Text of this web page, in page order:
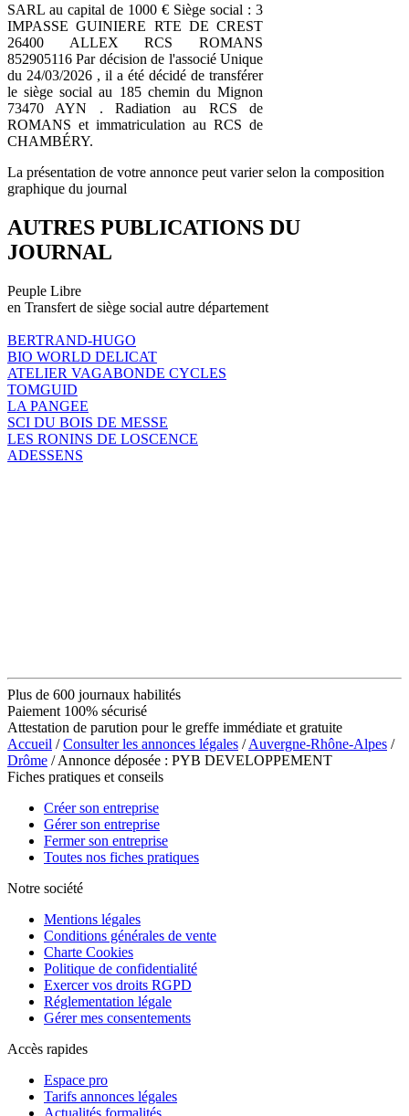
SARL au capital de 1000 € Siège social : 3
IMPASSE GUINIERE RTE DE CREST
26400 ALLEX RCS ROMANS
852905116 Par décision de l'associé Unique
du 24/03/2026 , il a été décidé de transférer
le siège social au 185 chemin du Mignon
73470 AYN . Radiation au RCS de
ROMANS et immatriculation au RCS de
CHAMBÉRY.
La présentation de votre annonce peut varier selon la composition
graphique du journal
AUTRES PUBLICATIONS DU
JOURNAL
Peuple Libre
en Transfert de siège social autre département
BERTRAND-HUGO
BIO WORLD DELICAT
ATELIER VAGABONDE CYCLES
TOMGUID
LA PANGEE
SCI DU BOIS DE MESSE
LES RONINS DE LOSCENCE
ADESSENS
Plus de 600 journaux habilités
Paiement 100% sécurisé
Attestation de parution pour le greffe immédiate et gratuite
Accueil /Consulter les annonces légales /Auvergne-Rhône-Alpes /
Drôme / Annonce déposée : PYB DEVELOPPEMENT
Fiches pratiques et conseils
Créer son entreprise
Gérer son entreprise
Fermer son entreprise
Toutes nos fiches pratiques
Notre société
Mentions légales
Conditions générales de vente
Charte Cookies
Politique de confidentialité
Exercer vos droits RGPD
Réglementation légale
Gérer mes consentements
Accès rapides
Espace pro
Tarifs annonces légales
Actualités formalités